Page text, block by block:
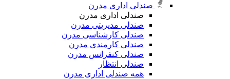
صندلی اداری مدرن
صندلی اداری مدرن
صندلی مدیریتی مدرن
صندلی کارشناسی مدرن
صندلی کارمندی مدرن
صندلی کنفرانس مدرن
صندلی انتظار
همه صندلی اداری مدرن